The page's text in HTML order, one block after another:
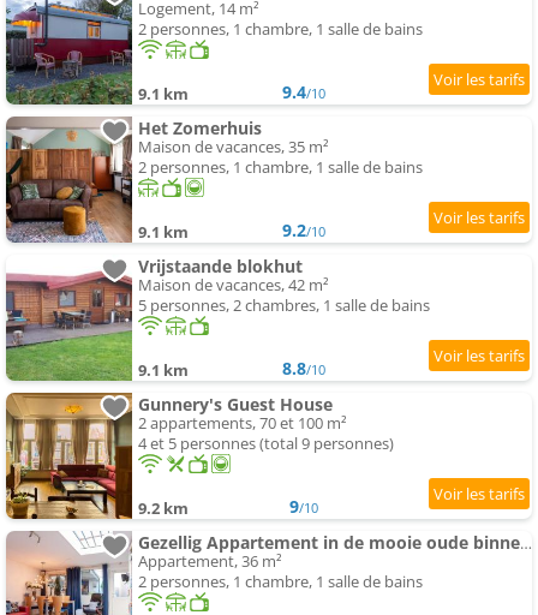
Logement, 14 m²
2 personnes, 1 chambre, 1 salle de bains
9.1 km 9.4/10
Het Zomerhuis
Maison de vacances, 35 m²
2 personnes, 1 chambre, 1 salle de bains
9.1 km 9.2/10
Vrijstaande blokhut
Maison de vacances, 42 m²
5 personnes, 2 chambres, 1 salle de bains
9.1 km 8.8/10
Gunnery's Guest House
2 appartements, 70 et 100 m²
4 et 5 personnes (total 9 personnes)
9.2 km 9/10
Gezellig Appartement in de mooie oude binnenstad van Alkmaar
Appartement, 36 m²
2 personnes, 1 chambre, 1 salle de bains